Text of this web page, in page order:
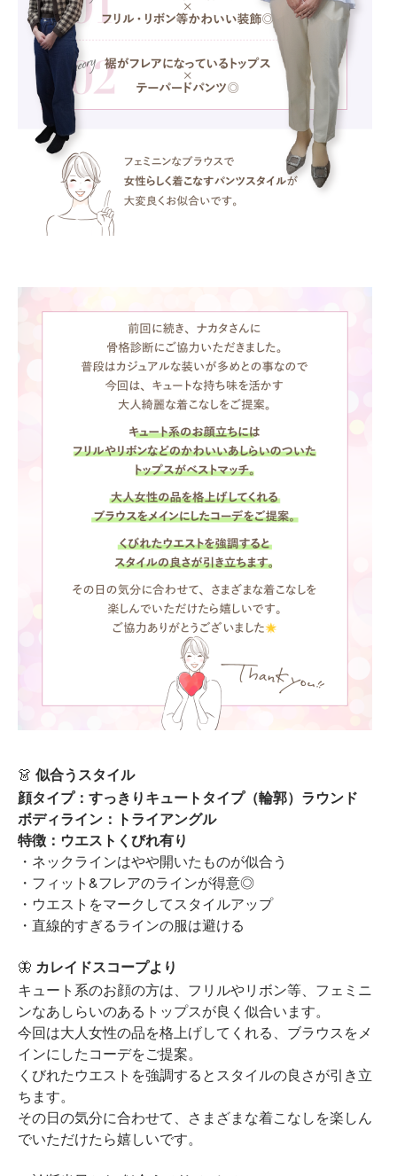
👗 似合うスタイル
顔タイプ：すっきりキュートタイプ（輪郭）ラウンド
ボディライン：トライアングル
特徴：ウエストくびれ有り
・ネックラインはやや開いたものが似合う
・フィット&フレアのラインが得意◎
・ウエストをマークしてスタイルアップ
・直線的すぎるラインの服は避ける
🦋 カレイドスコープより
キュート系のお顔の方は、フリルやリボン等、フェミニ
ンなあしらいのあるトップスが良く似合います。
今回は大人女性の品を格上げしてくれる、ブラウスをメ
インにしたコーデをご提案。
くびれたウエストを強調するとスタイルの良さが引き立
ちます。
その日の気分に合わせて、さまざまな着こなしを楽しん
でいただけたら嬉しいです。